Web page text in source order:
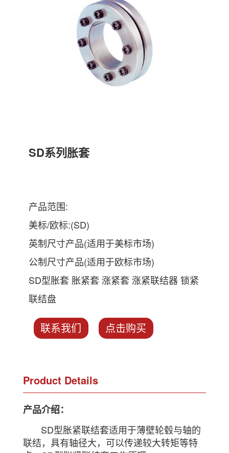
SD系列胀套
产品范围:
美标/欧标:(SD)
英制尺寸产品(适用于美标市场)
公制尺寸产品(适用于欧标市场)
SD型胀套 胀紧套 涨紧套 涨紧联结器 锁紧
联结盘
联系我们 点击购买
Product Details
产品介绍：
SD型胀紧联结套适用于薄壁轮毂与轴的
联结，具有轴径大，可以传递较大转矩等特